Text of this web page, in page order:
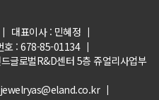
대표이사 : 민혜정
호 : 678-85-01134
글로벌R&D센터 5층 쥬얼리사업부
jewelryas@eland.co.kr